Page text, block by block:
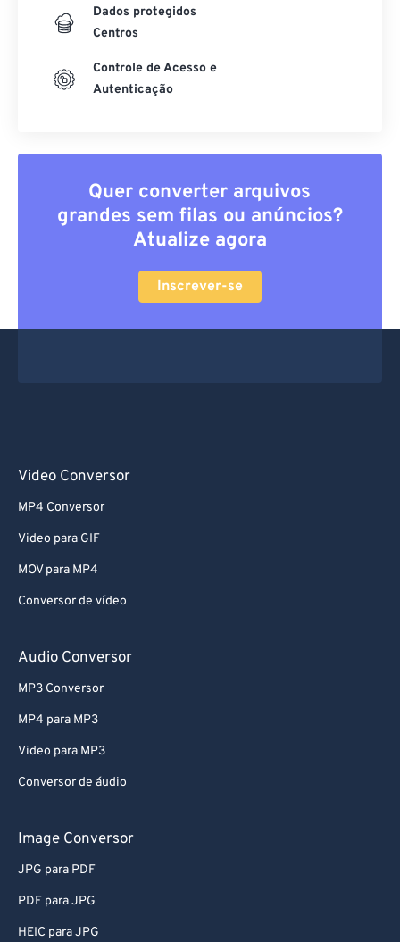
Dados protegidos
Centros
Controle de Acesso e
Autenticação
Quer converter arquivos
grandes sem filas ou anúncios?
Atualize agora
Inscrever-se
Video Conversor
MP4 Conversor
Video para GIF
MOV para MP4
Conversor de vídeo
Audio Conversor
MP3 Conversor
MP4 para MP3
Video para MP3
Conversor de áudio
Image Conversor
JPG para PDF
PDF para JPG
HEIC para JPG